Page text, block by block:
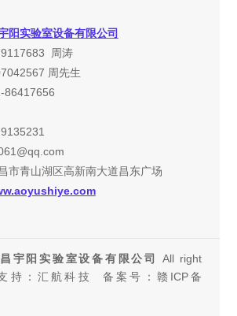
阳实验室设备有限公司
周涛
周先生
86417656
市青山湖区高新南大道昌东广场
宇阳实验室设备有限公司
All right
持：汇航科技 备案号： 赣ICP备